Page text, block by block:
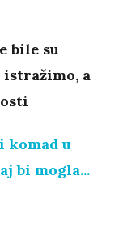
bile su
a
komad u
bi mogla...